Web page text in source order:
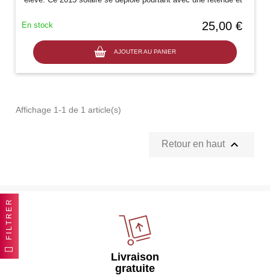
25,00 €
AJOUTER AU PANIER
En stock
Affichage 1-1 de 1 article(s)
Retour en haut 
Livraison
gratuite
FILTRER